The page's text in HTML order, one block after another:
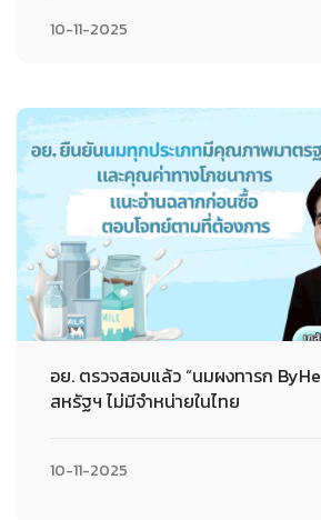
10-11-2025
อย. ตรวจสอบแล้ว “นมผงทารก
สหรัฐฯ ไม่มีจำหน่ายในไทย
10-11-2025